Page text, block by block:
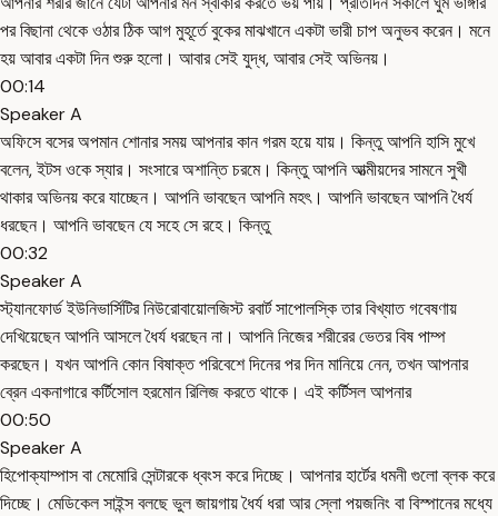
পর বিছানা থেকে ওঠার ঠিক আগ মুহূর্তে বুকের মাঝখানে একটা ভারী চাপ অনুভব করেন। মনে
হয় আবার একটা দিন শুরু হলো। আবার সেই যুদ্ধ, আবার সেই অভিনয়।
00:14
Speaker A
অফিসে বসের অপমান শোনার সময় আপনার কান গরম হয়ে যায়। কিন্তু আপনি হাসি মুখে
বলেন, ইটস ওকে স্যার। সংসারে অশান্তি চরমে। কিন্তু আপনি আত্মীয়দের সামনে সুখী
থাকার অভিনয় করে যাচ্ছেন। আপনি ভাবছেন আপনি মহৎ। আপনি ভাবছেন আপনি ধৈর্য
ধরছেন। আপনি ভাবছেন যে সহে সে রহে। কিন্তু
00:32
Speaker A
স্ট্যানফোর্ড ইউনিভার্সিটির নিউরোবায়োলজিস্ট রবার্ট সাপোলস্কি তার বিখ্যাত গবেষণায়
দেখিয়েছেন আপনি আসলে ধৈর্য ধরছেন না। আপনি নিজের শরীরের ভেতর বিষ পাম্প
করছেন। যখন আপনি কোন বিষাক্ত পরিবেশে দিনের পর দিন মানিয়ে নেন, তখন আপনার
ব্রেন একনাগারে কর্টিসোল হরমোন রিলিজ করতে থাকে। এই কর্টিসল আপনার
00:50
Speaker A
হিপোক্যাম্পাস বা মেমোরি সেন্টারকে ধ্বংস করে দিচ্ছে। আপনার হার্টের ধমনী গুলো ব্লক করে
দিচ্ছে। মেডিকেল সাইন্স বলছে ভুল জায়গায় ধৈর্য ধরা আর স্লো পয়জনিং বা বিস্পানের মধ্যে